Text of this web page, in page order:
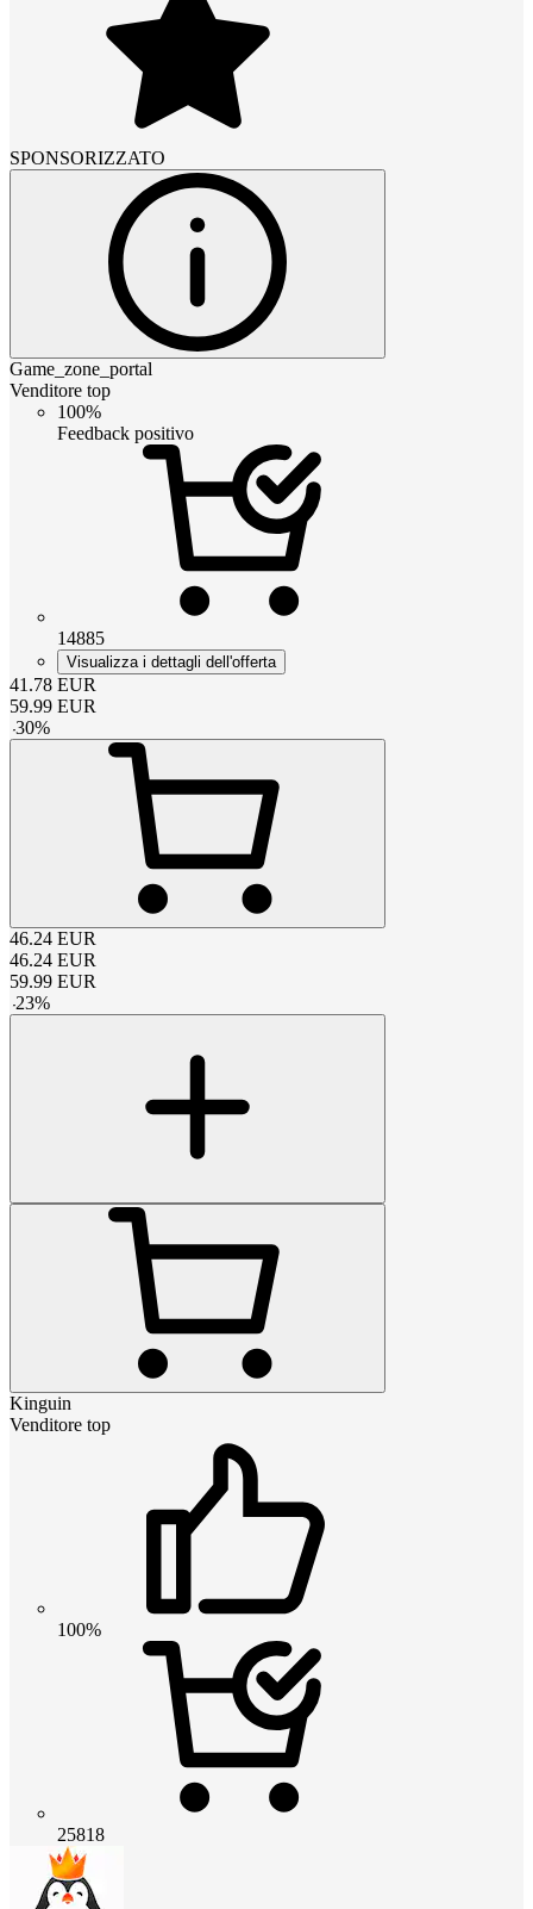
SPONSORIZZATO
Game_zone_portal
Venditore top
100%
Feedback positivo
14885
Visualizza i dettagli dell'offerta
41.78 EUR
59.99 EUR
-30%
46.24 EUR
46.24 EUR
59.99 EUR
-23%
Kinguin
Venditore top
100%
25818